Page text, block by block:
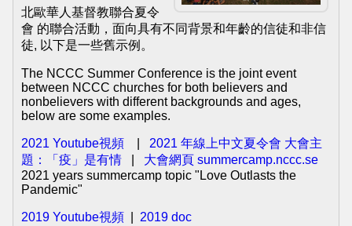
基
百
科
NCCC
Wikipedia
Common
NCCC
Facebook
page
北歐華人基督教聯合夏令
會 的聯合活動，面向具有不同背景和年齡的信徒和非信
徒, 以下是一些舊示例。
The NCCC Summer Conference is the joint event
between NCCC churches for both believers and
nonbelievers with different backgrounds and ages,
below are some examples.
2021 Youtube視頻
2021 年線上中文夏令會 大會主
題：「疫」是有情
大會網頁 summercamp.nccc.se
2021 years summercamp topic "Love Outlasts the
Pandemic"
2019 Youtube視頻 2019 doc